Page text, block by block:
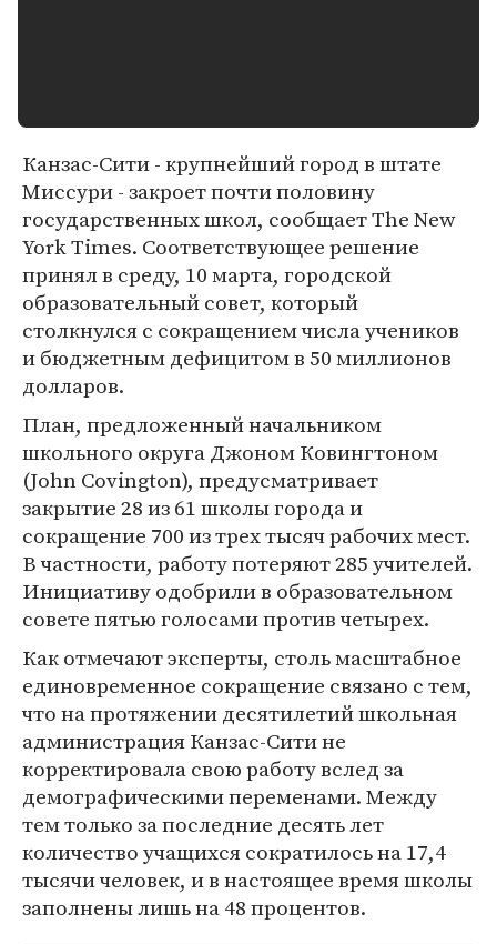
Канзас-Сити - крупнейший город в штате
Миссури - закроет почти половину
государственных школ, сообщает The New
York Times. Соответствующее решение
принял в среду, 10 марта, городской
образовательный совет, который
столкнулся с сокращением числа учеников
и бюджетным дефицитом в 50 миллионов
долларов.
План, предложенный начальником
школьного округа Джоном Ковингтоном
(John Covington), предусматривает
закрытие 28 из 61 школы города и
сокращение 700 из трех тысяч рабочих мест.
В частности, работу потеряют 285 учителей.
Инициативу одобрили в образовательном
совете пятью голосами против четырех.
Как отмечают эксперты, столь масштабное
единовременное сокращение связано с тем,
что на протяжении десятилетий школьная
администрация Канзас-Сити не
корректировала свою работу вслед за
демографическими переменами. Между
тем только за последние десять лет
количество учащихся сократилось на 17,4
тысячи человек, и в настоящее время школы
заполнены лишь на 48 процентов.